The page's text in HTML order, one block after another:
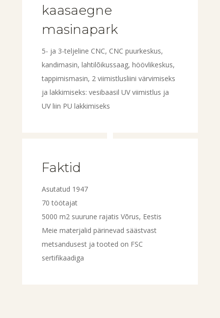
kaasaegne
masinapark
5- ja 3-teljeline CNC, CNC puurkeskus,
kandimasin, lahtilõikussaag, höövlikeskus,
tappimismasin, 2 viimistlusliini värvimiseks
ja lakkimiseks: vesibaasil UV viimistlus ja
UV liin PU lakkimiseks
Faktid
Asutatud 1947
70 töötajat
5000 m2 suurune rajatis Võrus, Eestis
Meie materjalid pärinevad säästvast
metsandusest ja tooted on FSC
sertifikaadiga